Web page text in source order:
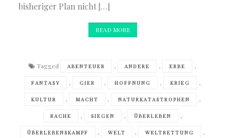
bisheriger Plan nicht […]
READ MORE
Tagged ABENTEUER , ANDERE , ERBE ,
FANTASY , GIER , HOFFNUNG , KRIEG ,
KULTUR , MACHT , NATURKATASTROPHEN ,
RACHE , SIEGEN , ÜBERLEBEN ,
ÜBERLEBENSKAMPF , WELT , WELTRETTUNG ,